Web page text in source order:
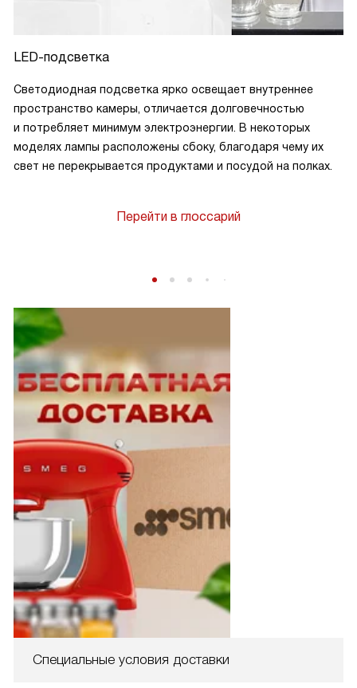
LED-подсветка
Светодиодная подсветка ярко освещает внутреннее
пространство камеры, отличается долговечностью
и потребляет минимум электроэнергии. В некоторых
моделях лампы расположены сбоку, благодаря чему их
свет не перекрывается продуктами и посудой на полках.
Перейти в глоссарий
Специальные условия доставки